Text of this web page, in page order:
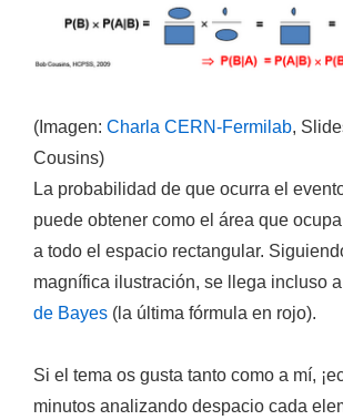
(Imagen: Charla CERN-Fermilab,
Cousins)
La probabilidad de que ocurra el
puede obtener como el área que
a todo el espacio rectangular.
magnífica ilustración, se llega incluso
de Bayes (la última fórmula en rojo).
Si el tema os gusta tanto como a mí,
minutos analizando despacio cada